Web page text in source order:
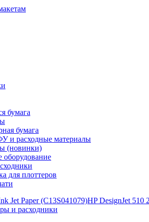
бумага
бумага
и расходные материалы
(новинки)
оборудование
для плоттеров
Jet Paper (C13S041079)HP DesignJet 510
и расходники